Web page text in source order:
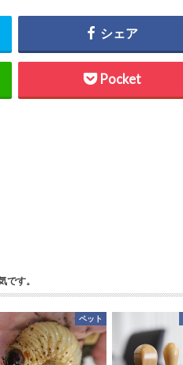
シェア
Pocket
です。
ペット